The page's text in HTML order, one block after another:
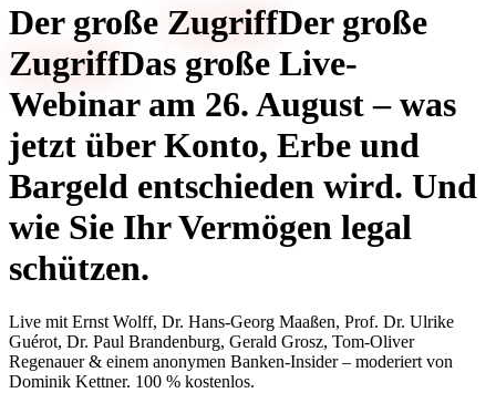
Der große ZugriffDer große
ZugriffDas große Live-
Webinar am 26. August – was
jetzt über Konto, Erbe und
Bargeld entschieden wird. Und
wie Sie Ihr Vermögen legal
schützen.
Live mit Ernst Wolff, Dr. Hans-Georg Maaßen, Prof. Dr. Ulrike
Guérot, Dr. Paul Brandenburg, Gerald Grosz, Tom-Oliver
Regenauer & einem anonymen Banken-Insider– moderiert von
Dominik Kettner. 100 % kostenlos.